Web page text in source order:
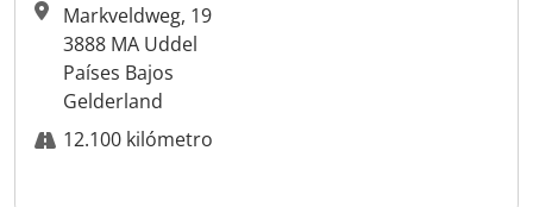
Markveldweg, 19
3888 MA Uddel
Países Bajos
Gelderland
12.100 kilómetro